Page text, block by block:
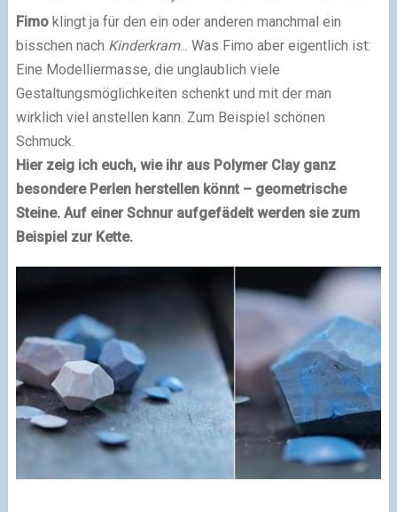
Fimoklingt ja für den ein oder anderen manchmal ein
bisschen nach Kinderkram... Was Fimo aber eigentlich ist:
Eine Modelliermasse, die unglaublich viele
Gestaltungsmöglichkeiten schenkt und mit der man
wirklich viel anstellen kann. Zum Beispiel schönen
Schmuck.
Hier zeig ich euch, wie ihr aus Polymer Clay ganz
besondere Perlen herstellen könnt – geometrische
Steine. Auf einer Schnur aufgefädelt werden sie zum
Beispiel zur Kette.